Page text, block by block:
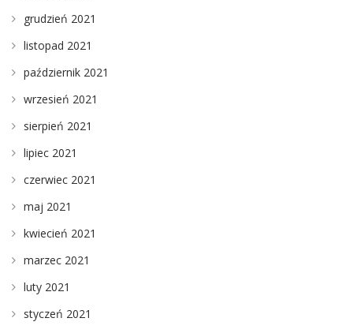
grudzień 2021
listopad 2021
październik 2021
wrzesień 2021
sierpień 2021
lipiec 2021
czerwiec 2021
maj 2021
kwiecień 2021
marzec 2021
luty 2021
styczeń 2021